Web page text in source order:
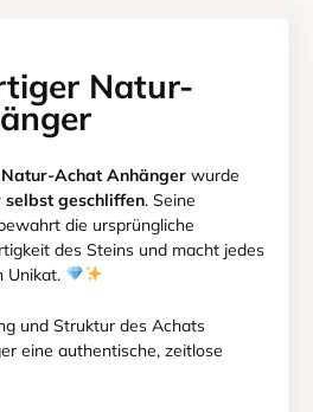
Natur-
Natur-Achat Anhänger wurde
selbst geschliffen. Seine
die ursprüngliche
des Steins und macht jedes
Unikat.
und Struktur des Achats
eine authentische, zeitlose